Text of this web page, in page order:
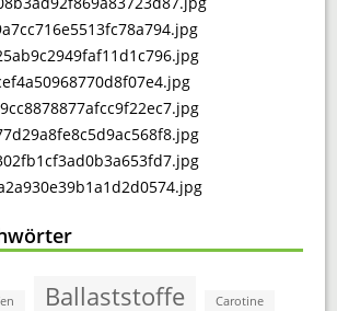
Ballaststoffe Carotine